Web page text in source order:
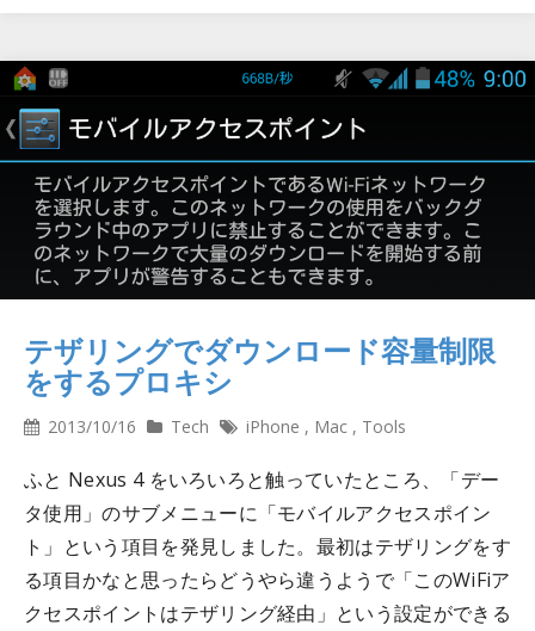
テザリングでダウンロード容量制限
をするプロキシ
2013/10/16 Tech iPhone , Mac , Tools
ふと Nexus 4 をいろいろと触っていたところ、「デー
タ使用」のサブメニューに「モバイルアクセスポイン
ト」という項目を発見しました。最初はテザリングをす
る項目かなと思ったらどうやら違うようで「このWiFiア
クセスポイントはテザリング経由」という設定ができる